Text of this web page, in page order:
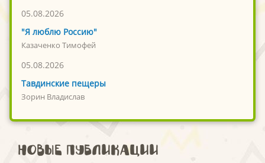
05.08.2026
"Я люблю Россию"
Казаченко Тимофей
05.08.2026
Тавдинские пещеры
Зорин Владислав
Новые публикации